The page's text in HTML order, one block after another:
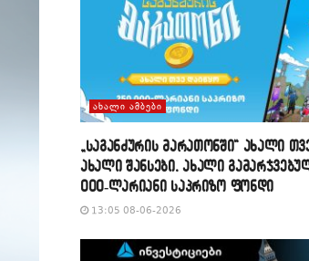
ᲐᲮᲐᲚᲘ ᲐᲛᲑᲔᲑᲘ
„საგანძურის მარათონში“ ახალი
ახალი შანსები, ახალი
000-ლარიანი საპრიზო ფონდი
13:05 08-06-2026